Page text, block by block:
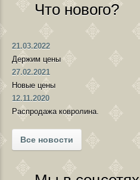
Что нового?
21.03.2022
Держим цены
27.02.2021
Новые цены
12.11.2020
Распродажа ковролина.
Все новости